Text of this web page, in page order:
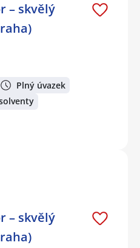
– skvělý
Plný úvazek
– skvělý